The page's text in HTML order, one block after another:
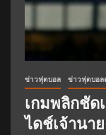
ข่าวฟุตบอล ข่าวฟุตบอล
เกมพลิกชัด
ไดช์เจ้านา